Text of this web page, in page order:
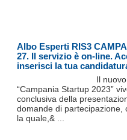
Albo Esperti RIS3
27. Il servizio è on-line.
inserisci la tua
Il
“Campania Startup 2023”
conclusiva della
domande di partecipazione,
la quale,& ...